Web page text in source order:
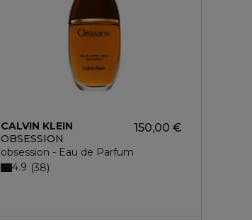
CALVIN KLEIN
OBSESSION
obsession - Eau de Parfum
150,00 €
4.9 38